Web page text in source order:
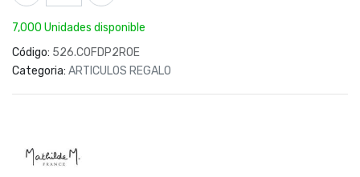
7,000 Unidades disponible
Código: 526.COFDP2ROE
Categoria: ARTICULOS REGALO